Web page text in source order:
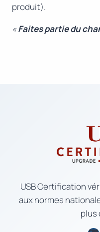
produit).
«Faites partie du
USB Certification
aux normes
plus